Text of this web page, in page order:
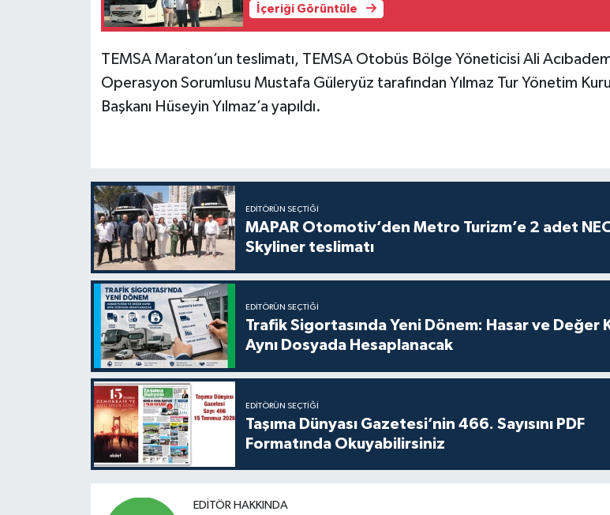
İçeriği Görüntüle
TEMSA Maraton’un teslimatı, TEMSA Otobüs Bölge Yöneticisi Ali
Operasyon Sorumlusu Mustafa Güleryüz tarafından Yılmaz Tur Yönetim
Başkanı Hüseyin Yılmaz’a yapıldı.
EDITÖRÜN SEÇTIĞI
MAPAR Otomotiv’den Metro Turizm’e 2 adet
Skyliner teslimatı
EDITÖRÜN SEÇTIĞI
Trafik Sigortasında Yeni Dönem: Hasar ve Değer
Aynı Dosyada Hesaplanacak
EDITÖRÜN SEÇTIĞI
Taşıma Dünyası Gazetesi’nin 466. Sayısını PDF
Formatında Okuyabilirsiniz
EDITÖR HAKKINDA